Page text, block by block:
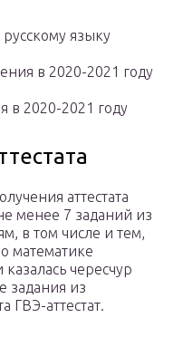
языку
в 2020-2021 году
в 2020-2021 году
аттестата
менее 7 заданий из
в том числе и тем,
математике
чересчур
задания из
ГВЭ-аттестат.